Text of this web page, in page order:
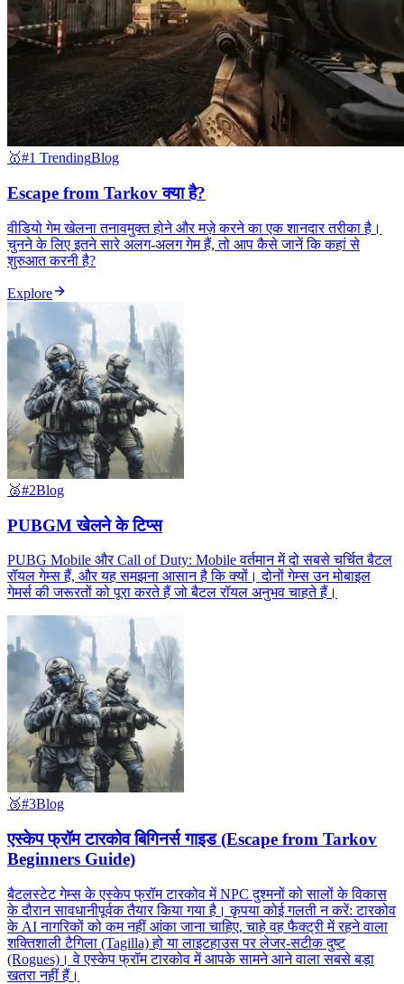
🥇#1 TrendingBlog
Escape from Tarkov क्या है?
वीडियो गेम खेलना तनावमुक्त होने और मज़े करने का एक शानदार तरीका है।
चुनने के लिए इतने सारे अलग-अलग गेम हैं, तो आप कैसे जानें कि कहां से
शुरुआत करनी है?
Explore
🥈#2Blog
PUBGM खेलने के टिप्स
PUBG Mobile और Call of Duty: Mobile वर्तमान में दो सबसे चर्चित बैटल
रॉयल गेम्स हैं, और यह समझना आसान है कि क्यों। दोनों गेम्स उन मोबाइल
गेमर्स की जरूरतों को पूरा करते हैं जो बैटल रॉयल अनुभव चाहते हैं।
🥉#3Blog
एस्केप फ्रॉम टारकोव बिगिनर्स गाइड (Escape from Tarkov
Beginners Guide)
बैटलस्टेट गेम्स के एस्केप फ्रॉम टारकोव में NPC दुश्मनों को सालों के विकास
के दौरान सावधानीपूर्वक तैयार किया गया है। कृपया कोई गलती न करें: टारकोव
के AI नागरिकों को कम नहीं आंका जाना चाहिए, चाहे वह फैक्ट्री में रहने वाला
शक्तिशाली टैगिला (Tagilla) हो या लाइटहाउस पर लेजर-सटीक दुष्ट
(Rogues)। वे एस्केप फ्रॉम टारकोव में आपके सामने आने वाला सबसे बड़ा
खतरा नहीं हैं।